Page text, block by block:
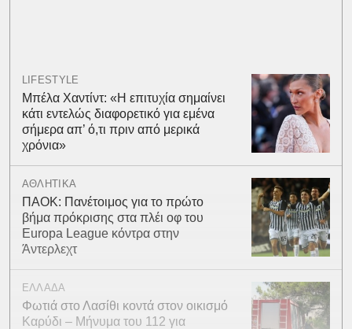
LIFESTYLE
Μπέλα Χαντίντ: «Η επιτυχία σημαίνει
κάτι εντελώς διαφορετικό για εμένα
σήμερα απ’ ό,τι πριν από μερικά
χρόνια»
ΑΘΛΗΤΙΚΑ
ΠΑΟΚ: Πανέτοιμος για το πρώτο
βήμα πρόκρισης στα πλέι οφ του
Europa League κόντρα στην
Άντερλεχτ
ΕΛΛΑΔΑ
Φωτιά στο Λασίθι κοντά στον οικισμό
Καρύδι – Μήνυμα του 112 για